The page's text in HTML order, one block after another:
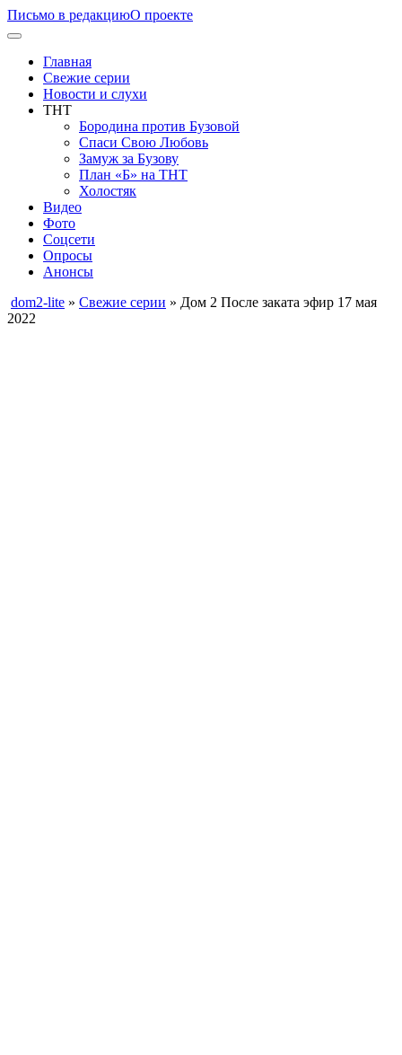
Письмо в редакциюО проекте
Главная
Свежие серии
Новости и слухи
ТНТ
Бородина против Бузовой
Спаси Свою Любовь
Замуж за Бузову
План «Б» на ТНТ
Холостяк
Видео
Фото
Соцсети
Опросы
Анонсы
dom2-lite » Свежие серии » Дом 2 После заката эфир 17 мая
2022